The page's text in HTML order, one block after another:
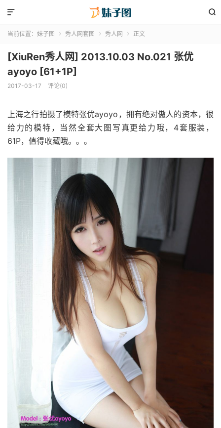


当前位置： 妹子图  秀人网套图  秀人网  正文
[XiuRen秀人网] 2013.10.03 No.021 张优
ayoyo [61+1P]
2017-03-17 评论(0)
上海之行拍摄了模特张优ayoyo，拥有绝对傲人的资本，很
给力的模特，当然全套大图写真更给力哦，4套服装，
61P，值得收藏哦。。。